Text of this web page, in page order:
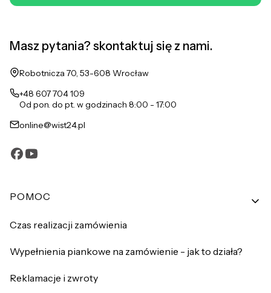
Masz pytania? skontaktuj się z nami.
Adres:
Robotnicza 70, 53-608 Wrocław
+48 607 704 109
Od pon. do pt. w godzinach 8:00 - 17:00
online@wist24.pl
Linki w stopce
POMOC
Czas realizacji zamówienia
Wypełnienia piankowe na zamówienie - jak to działa?
Reklamacje i zwroty